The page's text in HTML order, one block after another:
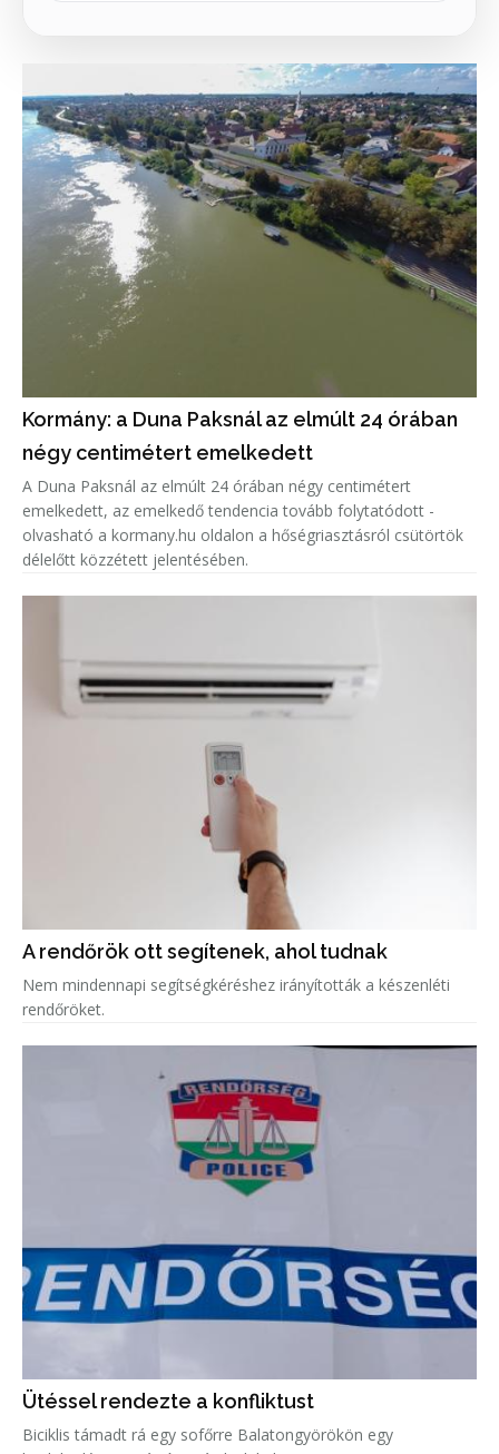
Kormány: a Duna Paksnál az elmúlt 24 órában
négy centimétert emelkedett
A Duna Paksnál az elmúlt 24 órában négy centimétert
emelkedett, az emelkedő tendencia tovább folytatódott -
olvasható a kormany.hu oldalon a hőségriasztásról csütörtök
délelőtt közzétett jelentésében.
A rendőrök ott segítenek, ahol tudnak
Nem mindennapi segítségkéréshez irányították a készenléti
rendőröket.
Ütéssel rendezte a konfliktust
Biciklis támadt rá egy sofőrre Balatongyörökön egy